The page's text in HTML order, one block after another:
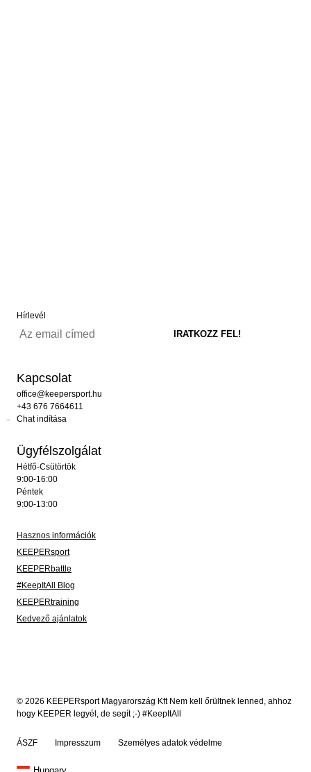
Hírlevél
Kapcsolat
office@keepersport.hu
+43 676 7664611
Chat indítása
Ügyfélszolgálat
Hétfő-Csütörtök
9:00-16:00
Péntek
9:00-13:00
Hasznos információk
KEEPERsport
KEEPERbattle
#KeepItAll Blog
KEEPERtraining
Kedvező ajánlatok
© 2026 KEEPERsport Magyarország Kft Nem kell őrültnek lenned, ahhoz
hogy KEEPER legyél, de segít ;-) #KeepItAll
ÁSZF Impresszum Személyes adatok védelme